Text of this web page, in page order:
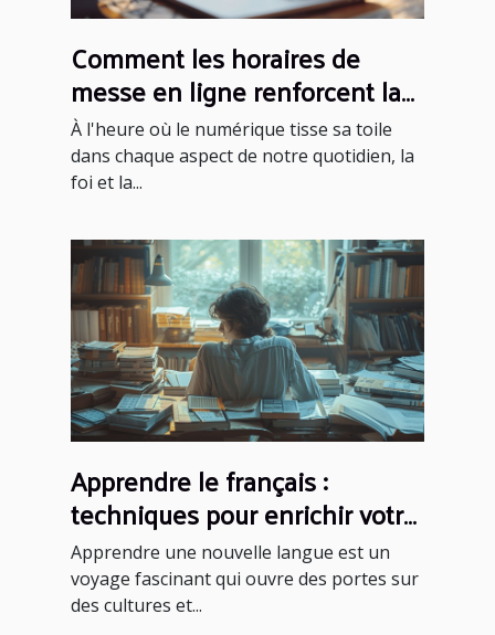
Comment les horaires de
messe en ligne renforcent la
foi communautaire
À l'heure où le numérique tisse sa toile
dans chaque aspect de notre quotidien, la
foi et la...
Apprendre le français :
techniques pour enrichir votre
vocabulaire
Apprendre une nouvelle langue est un
voyage fascinant qui ouvre des portes sur
des cultures et...